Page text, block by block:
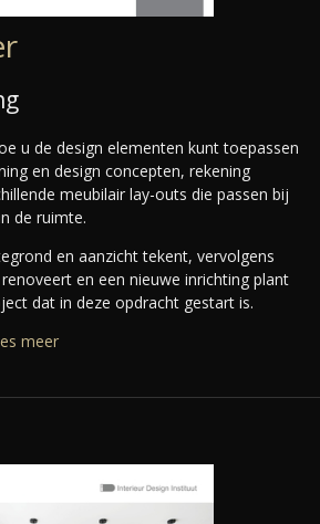
u de design elementen kunt toepassen
en design concepten, rekening
meubilair lay-outs die passen bij
de ruimte.
en aanzicht tekent, vervolgens
en een nieuwe inrichting plant
dat in deze opdracht gestart is.
meer